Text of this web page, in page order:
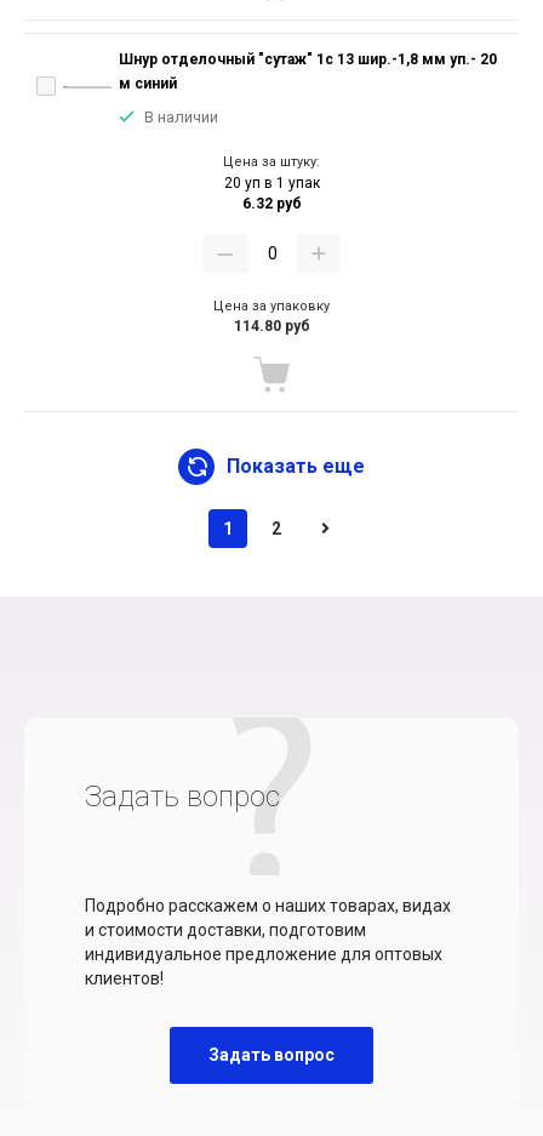
Шнур отделочный "сутаж" 1с 13 шир.-1,8 мм уп.- 20
м синий
В наличии
Цена за штуку:
20 уп в 1 упак
6.32 руб
Цена за упаковку
114.80 руб
Показать еще
1 2
Задать вопрос
Подробно расскажем о наших товарах, видах
и стоимости доставки, подготовим
индивидуальное предложение для оптовых
клиентов!
Задать вопрос